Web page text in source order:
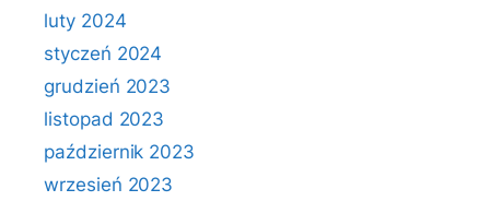
luty 2024
styczeń 2024
grudzień 2023
listopad 2023
październik 2023
wrzesień 2023